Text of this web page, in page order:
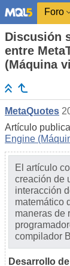
Foro
Discusión
entre
(Máquina
MetaQuotes
Artículo
Engine
El artículo
creación de
interacción
matemático
maneras de
compilador
Desarrollo